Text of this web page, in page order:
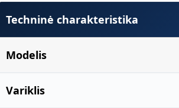
Techninė charakteristika
Modelis
Variklis